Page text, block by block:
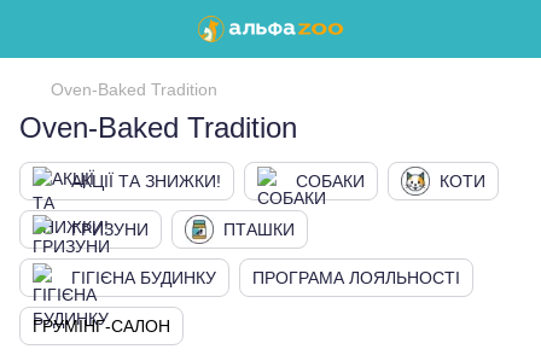
Oven-Baked Tradition
Oven-Baked Tradition
АКЦІЇ ТА ЗНИЖКИ! СОБАКИ КОТИ
ГРИЗУНИ ПТАШКИ
ГІГІЄНА БУДИНКУ ПРОГРАМА ЛОЯЛЬНОСТІ
ГРУМІНГ-САЛОН